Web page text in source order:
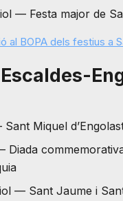
— Festa major de
al BOPA dels festius a
Miquel
Diada
— Sant Jaume i